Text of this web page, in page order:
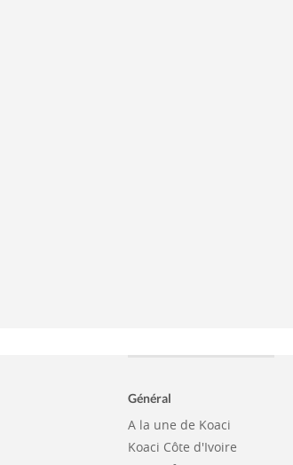
Général
A la une de Koaci
Koaci Côte d'Ivoire